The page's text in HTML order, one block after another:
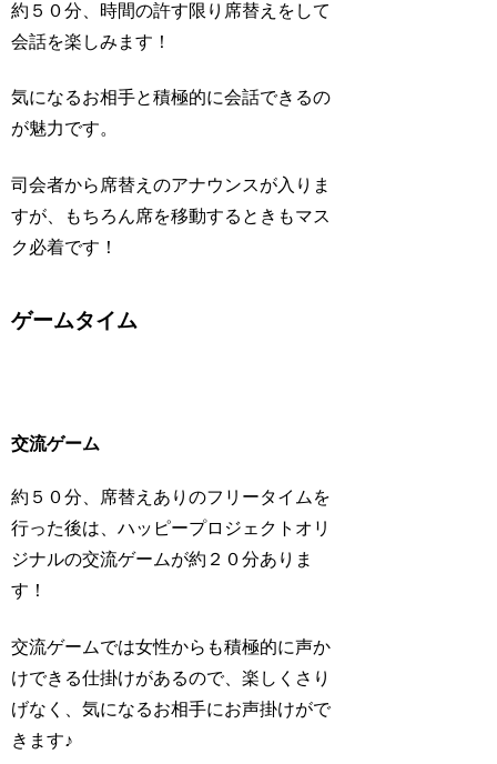
約５０分、時間の許す限り席替えをして
会話を楽しみます！
気になるお相手と積極的に会話できるの
が魅力です。
司会者から席替えのアナウンスが入りま
すが、もちろん席を移動するときもマス
ク必着です！
ゲームタイム
交流ゲーム
約５０分、席替えありのフリータイムを
行った後は、ハッピープロジェクトオリ
ジナルの交流ゲームが約２０分ありま
す！
交流ゲームでは女性からも積極的に声か
けできる仕掛けがあるので、楽しくさり
げなく、気になるお相手にお声掛けがで
きます♪